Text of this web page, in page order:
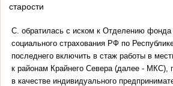
старости
С. обратилась с иском к Отделению фонда
социального страхования РФ по
последнего включить в стаж работы в
к районам Крайнего Севера (далее - МКС),
в качестве индивидуального